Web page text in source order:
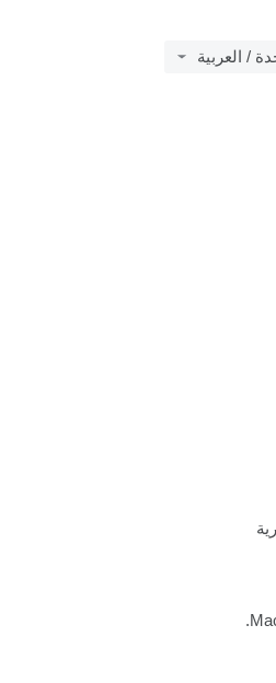
/ العربية